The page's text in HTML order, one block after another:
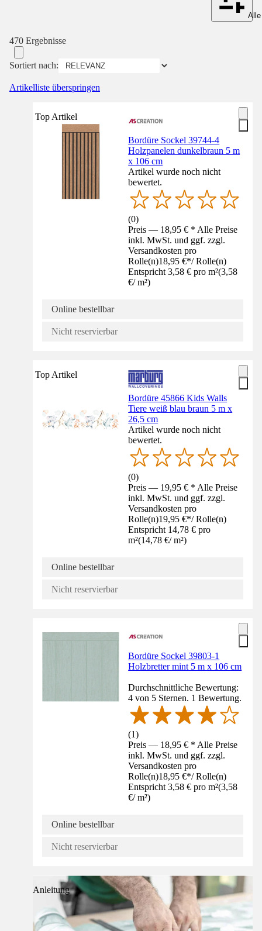
470 Ergebnisse
Sortiert nach:
Artikelliste überspringen
Top Artikel
Bordüre Sockel 39744-4
Holzpanelen dunkelbraun 5 m
x 106 cm
Artikel wurde noch nicht
bewertet.
(0)
Preis — 18,95 € * Alle Preise
inkl. MwSt. und ggf. zzgl.
Versandkosten pro
Rolle(n)18,95 €*/ Rolle(n)
Entspricht 3,58 € pro m²(3,58
€/ m²)
Online bestellbar
Nicht reservierbar
Top Artikel
Bordüre 45866 Kids Walls
Tiere weiß blau braun 5 m x
26,5 cm
Artikel wurde noch nicht
bewertet.
(0)
Preis — 19,95 € * Alle Preise
inkl. MwSt. und ggf. zzgl.
Versandkosten pro
Rolle(n)19,95 €*/ Rolle(n)
Entspricht 14,78 € pro
m²(14,78 €/ m²)
Online bestellbar
Nicht reservierbar
Bordüre Sockel 39803-1
Holzbretter mint 5 m x 106 cm
Durchschnittliche Bewertung:
4 von 5 Sternen. 1 Bewertung.
(1)
Preis — 18,95 € * Alle Preise
inkl. MwSt. und ggf. zzgl.
Versandkosten pro
Rolle(n)18,95 €*/ Rolle(n)
Entspricht 3,58 € pro m²(3,58
€/ m²)
Online bestellbar
Nicht reservierbar
Anleitung